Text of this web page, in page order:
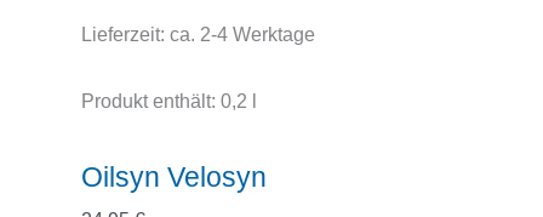
Lieferzeit: ca. 2-4 Werktage
Produkt enthält: 0,2
Oilsyn Velosyn